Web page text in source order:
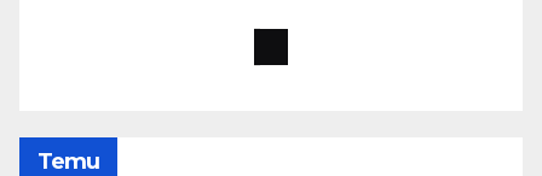
Temu